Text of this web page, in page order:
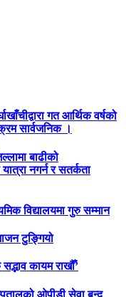
गत आर्थिक वर्षको
सार्वजनिक ।
बाढीको
नगर्न र सतर्कता
विद्यालयमा गुरु सम्मान
टुङ्गियो
कायम राखौँ’
ओपीडी सेवा बन्द